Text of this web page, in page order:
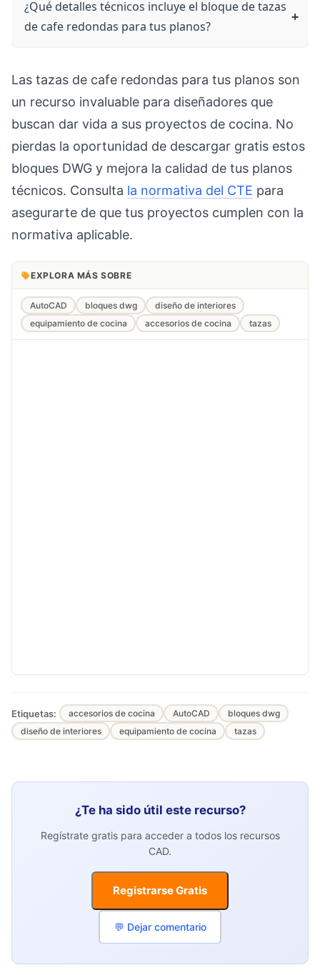
¿Qué detalles técnicos incluye el bloque de tazas
de cafe redondas para tus planos?
Las tazas de cafe redondas para tus planos son
un recurso invaluable para diseñadores que
buscan dar vida a sus proyectos de cocina. No
pierdas la oportunidad de descargar gratis estos
bloques DWG y mejora la calidad de tus planos
técnicos. Consulta la normativa del CTE para
asegurarte de que tus proyectos cumplen con la
normativa aplicable.
EXPLORA MÁS SOBRE
AutoCAD bloques dwg
diseño de interiores
equipamiento de cocina
accesorios de cocina tazas
Etiquetas: accesorios de cocina AutoCAD
bloques dwg
diseño de interiores
equipamiento de cocina tazas
¿Te ha sido útil este recurso?
Regístrate gratis para acceder a todos los recursos
CAD.
Registrarse Gratis
💬 Dejar comentario